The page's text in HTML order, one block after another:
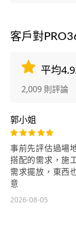
客戶對
平均
2,009 則評論
郭小姐
事前先評估過場
搭配的需求，施
需求擺放，東西
意
2026-08-05